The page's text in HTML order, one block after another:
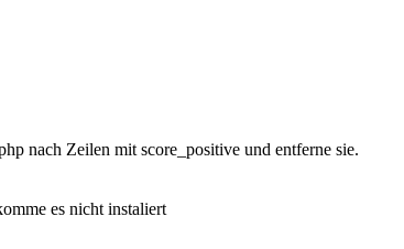
nach Zeilen mit score_positive und entferne sie.
es nicht instaliert